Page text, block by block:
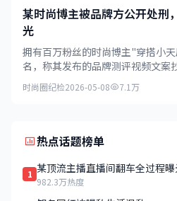
某时尚博主被品牌方公开处刑
光
拥有百万粉丝的时尚博主"穿搭小
名，称其发布的品牌测评视频文案
容，对比图证据确凿。
时尚圈纪检2026-05-08 7.1万
热点话题榜单
1 某顶流主播直播间翻车全过程
982.3万热度